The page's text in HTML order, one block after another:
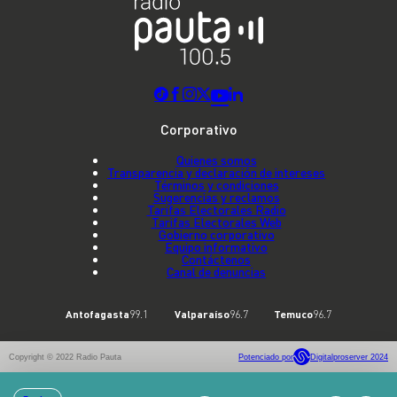
Corporativo
Quienes somos
Transparencia y declaración de intereses
Términos y condiciones
Sugerencias y reclamos
Tarifas Electorales Radio
Tarifas Electorales Web
Gobierno corporativo
Equipo informativo
Contáctenos
Canal de denuncias
Antofagasta99.1 Valparaíso96.7 Temuco96.7
Copyright © 2022 Radio Pauta Potenciado por Digitalproserver 2024